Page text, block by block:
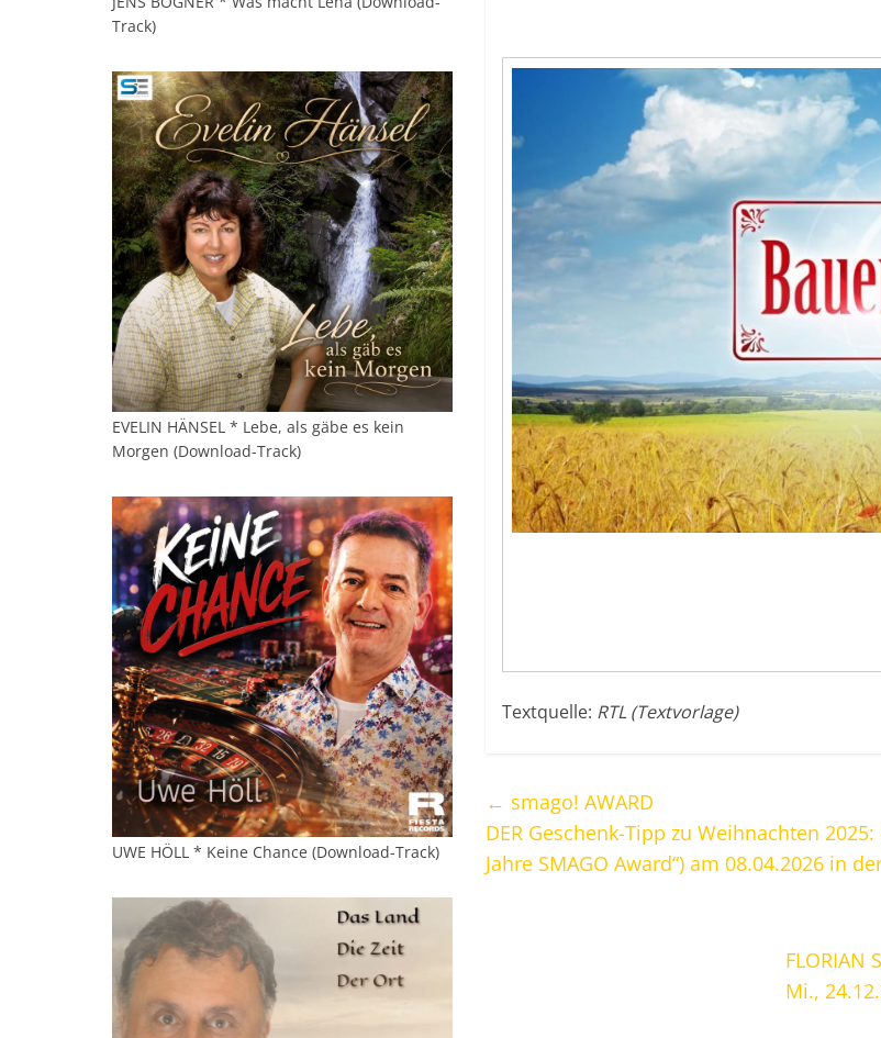
Textquelle: RTL (Textvorlage)
← smago! AWARD
DER Geschenk-Tipp zu Weihnachten
Jahre SMAGO Award“) am 08.04.2026 in
FLORIAN
Mi.,
Track)
EVELIN HÄNSEL * Lebe, als gäbe es kein
Morgen (Download-Track)
UWE HÖLL * Keine Chance (Download-Track)